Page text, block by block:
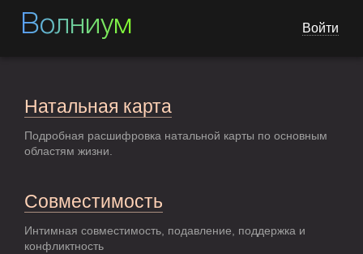
Волниум Войти
Натальная карта
Подробная расшифровка натальной карты по основным
областям жизни.
Совместимость
Интимная совместимость, подавление, поддержка и
конфликтность